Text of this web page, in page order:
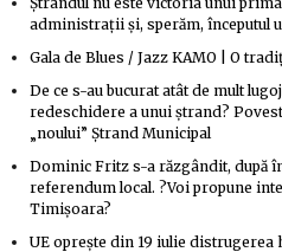
administrații și, sperăm, începutul
Gala de Blues / Jazz KAMO | O
De ce s-au bucurat atât de mult
redeschidere a unui ștrand?
„noului” Ștrand Municipal
Dominic Fritz s-a răzgândit, după
referendum local. ?Voi propune
Timișoara?
UE oprește din 19 iulie